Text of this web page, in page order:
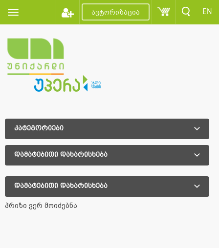
ავტორიზაცია EN
კატეგორიები
დამატებითი დახარისხება
დამატებითი დახარისხება
პრიზი ვერ მოიძებნა